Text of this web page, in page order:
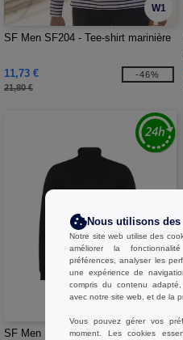
W1
SF Men SF204 - Tee-shirt marinière
11,73 €
21,80 €
-46%
SF Men SF125 - T-shirt col roulé
Nous utilisons
Notre site web utilise des
améliorer la
préférences, analyser les
une expérience de
compris du contenu
avec notre site web, et de la
Vous pouvez gérer vos
moment. Les cookies